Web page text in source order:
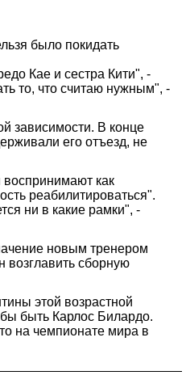
было покидать
Кае и сестра Кити", -
то, что считаю нужным", -
зависимости. В конце
его отъезд, не
воспринимают как
реабилитироваться".
ни в какие рамки", -
новым тренером
сборную
этой возрастной
быть Карлос Билардо.
на чемпионате мира в